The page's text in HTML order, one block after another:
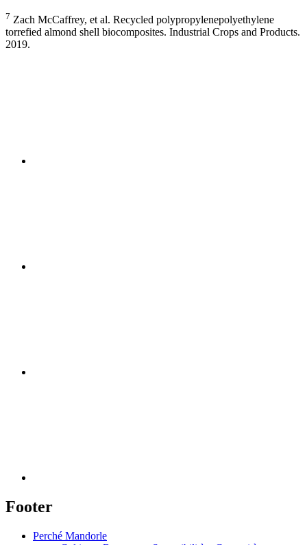
7 Zach McCaffrey, et al. Recycled polypropylenepolyethylene
torrefied almond shell biocomposites. Industrial Crops and Products.
2019.
Footer
Perché Mandorle